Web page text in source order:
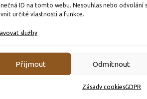
ID na tomto webu. Nesouhlas nebo odvolání
určité vlastnosti a funkce.
služby
Přijmout Odmítnout
Zásady cookiesGDPR
26. 5. 2023